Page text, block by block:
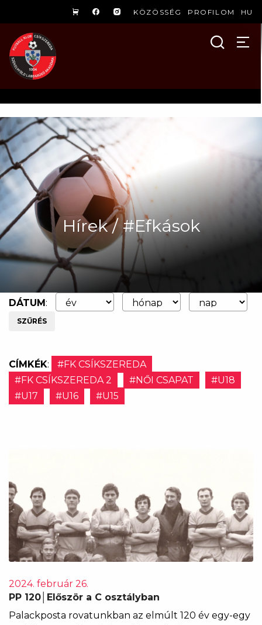
KÖZÖSSÉG PROFILOM HU
Hírek / #Efkások
DÁTUM:
SZŰRÉS
CÍMKÉK:
#FK CSÍKSZEREDA
#FK CSÍKSZEREDA 2
#NŐI CSAPAT
#U18
#U17
#U16 #U15
2024. február 26.
PP 120│Először a C osztályban
Palackposta rovatunkban az elmúlt 120 év egy-egy